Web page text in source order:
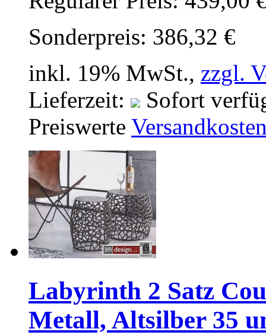
Sonderpreis: 386,32 €
inkl. 19% MwSt., zzgl.
Lieferzeit:
Sofort
Preiswerte
Labyrinth 2 Satz
Metall, Altsilber 35